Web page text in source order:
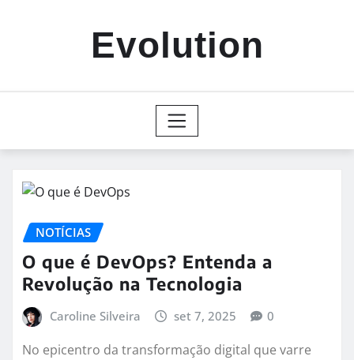
Evolution
NOTÍCIAS
O que é DevOps? Entenda a
Revolução na Tecnologia
Caroline Silveira set 7, 2025 0
No epicentro da transformação digital que varre